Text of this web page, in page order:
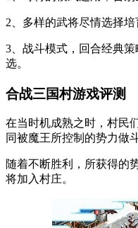
2、多样的武将尽情选择
3、战斗模式，回合经典
选。
合战三国村游戏评测
在当时机成熟之时，村民
同被魔王所控制的势力做
随着不断胜利，所获得的
将加入村庄。